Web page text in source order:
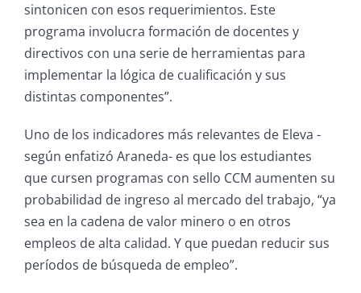
sintonicen con esos requerimientos. Este
programa involucra formación de docentes y
directivos con una serie de herramientas para
implementar la lógica de cualificación y sus
distintas componentes”.
Uno de los indicadores más relevantes de Eleva -
según enfatizó Araneda- es que los estudiantes
que cursen programas con sello CCM aumenten su
probabilidad de ingreso al mercado del trabajo, “ya
sea en la cadena de valor minero o en otros
empleos de alta calidad. Y que puedan reducir sus
períodos de búsqueda de empleo”.